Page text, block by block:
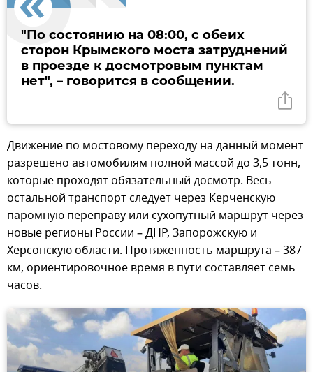
"По состоянию на 08:00, с обеих
сторон Крымского моста затруднений
в проезде к досмотровым пунктам
нет", – говорится в сообщении.
Движение по мостовому переходу на данный момент
разрешено автомобилям полной массой до 3,5 тонн,
которые проходят обязательный досмотр. Весь
остальной транспорт следует через Керченскую
паромную переправу или сухопутный маршрут через
новые регионы России – ДНР, Запорожскую и
Херсонскую области. Протяженность маршрута – 387
км, ориентировочное время в пути составляет семь
часов.